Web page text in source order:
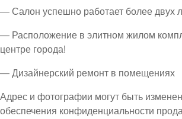
— Салон успешно работает более двух
— Расположение в элитном жилом
центре города!
— Дизайнерский ремонт в помещениях
Адрес и фотографии могут быть
обеспечения конфиденциальности